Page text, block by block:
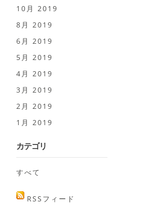
10月 2019
8月 2019
6月 2019
5月 2019
4月 2019
3月 2019
2月 2019
1月 2019
カテゴリ
すべて
RSSフィード